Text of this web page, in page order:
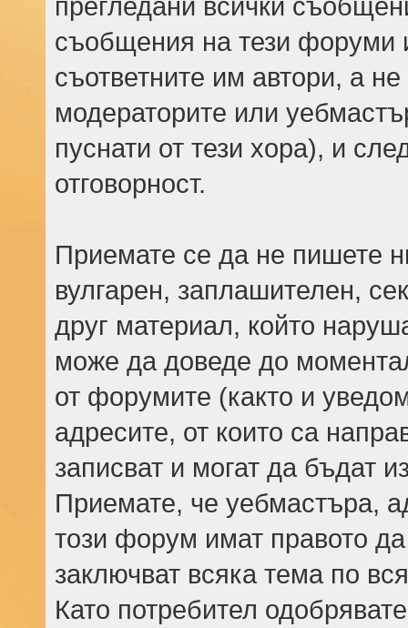
съобщения на тези форуми
съответните им автори, а
модераторите или
пуснати от тези хора), и
отговорност.
Приемате се да не пишете
вулгарен, заплашителен,
друг материал, който
може да доведе до
от форумите (както и
адресите, от които са
записват и могат да бъдат
Приемате, че уебмастъра,
този форум имат правото
заключват всяка тема по
Като потребител